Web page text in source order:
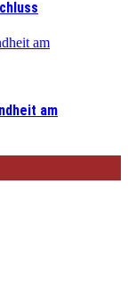
am